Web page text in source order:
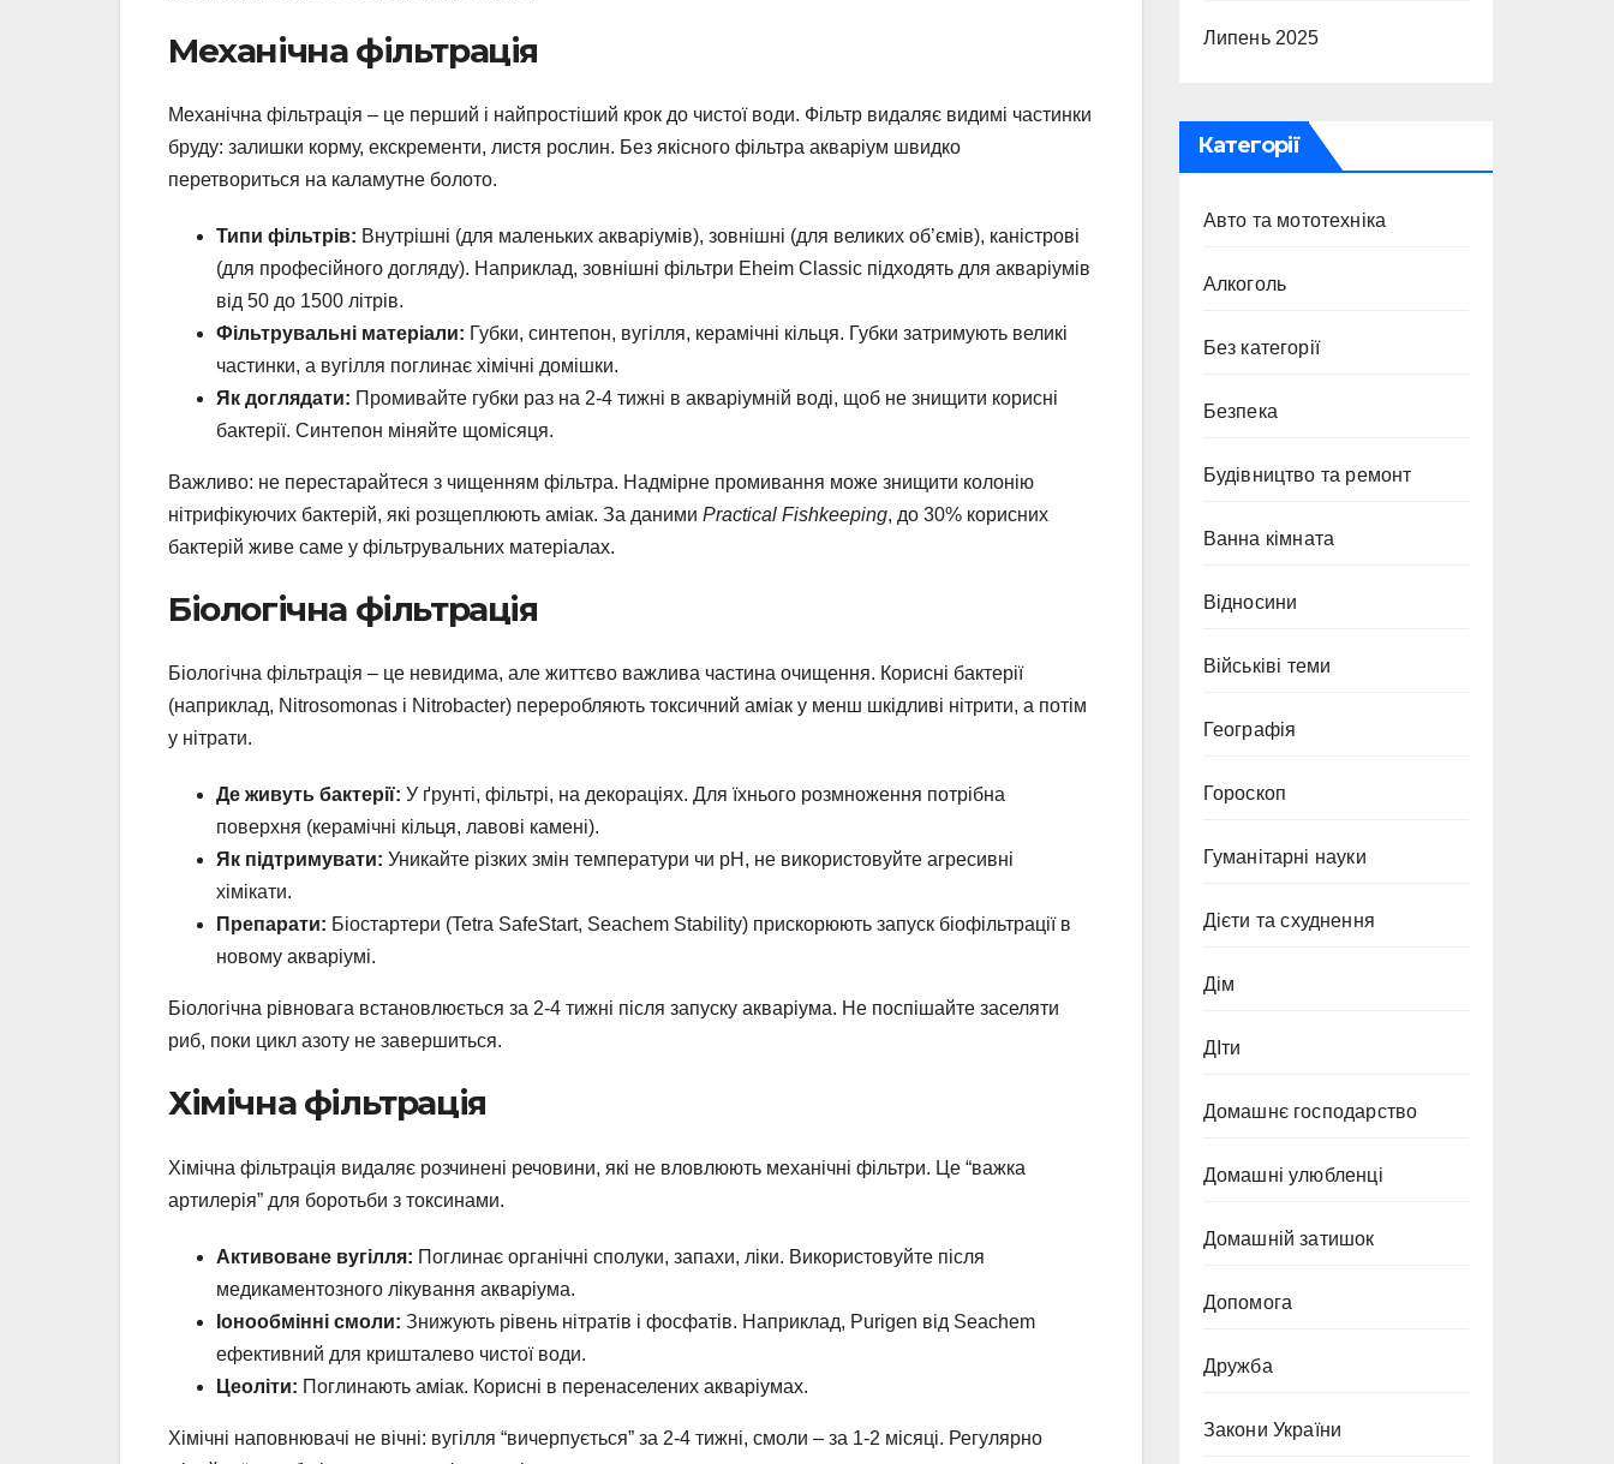
Механічна фільтрація
Механічна фільтрація – це перший і найпростіший крок до чистої води. Фільтр видаляє видимі частинки
бруду: залишки корму, екскременти, листя рослин. Без якісного фільтра акваріум швидко
перетвориться на каламутне болото.
Типи фільтрів: Внутрішні (для маленьких акваріумів), зовнішні (для великих об’ємів), каністрові
(для професійного догляду). Наприклад, зовнішні фільтри Eheim Classic підходять для акваріумів
від 50 до 1500 літрів.
Фільтрувальні матеріали: Губки, синтепон, вугілля, керамічні кільця. Губки затримують великі
частинки, а вугілля поглинає хімічні домішки.
Як доглядати: Промивайте губки раз на 2-4 тижні в акваріумній воді, щоб не знищити корисні
бактерії. Синтепон міняйте щомісяця.
Важливо: не перестарайтеся з чищенням фільтра. Надмірне промивання може знищити колонію
нітрифікуючих бактерій, які розщеплюють аміак. За даними Practical Fishkeeping, до 30% корисних
бактерій живе саме у фільтрувальних матеріалах.
Біологічна фільтрація
Біологічна фільтрація – це невидима, але життєво важлива частина очищення. Корисні бактерії
(наприклад, Nitrosomonas і Nitrobacter) переробляють токсичний аміак у менш шкідливі нітрити, а потім
у нітрати.
Де живуть бактерії: У ґрунті, фільтрі, на декораціях. Для їхнього розмноження потрібна
поверхня (керамічні кільця, лавові камені).
Як підтримувати: Уникайте різких змін температури чи pH, не використовуйте агресивні
хімікати.
Препарати: Біостартери (Tetra SafeStart, Seachem Stability) прискорюють запуск біофільтрації в
новому акваріумі.
Біологічна рівновага встановлюється за 2-4 тижні після запуску акваріума. Не поспішайте заселяти
риб, поки цикл азоту не завершиться.
Хімічна фільтрація
Хімічна фільтрація видаляє розчинені речовини, які не вловлюють механічні фільтри. Це “важка
артилерія” для боротьби з токсинами.
Активоване вугілля: Поглинає органічні сполуки, запахи, ліки. Використовуйте після
медикаментозного лікування акваріума.
Іонообмінні смоли: Знижують рівень нітратів і фосфатів. Наприклад, Purigen від Seachem
ефективний для кришталево чистої води.
Цеоліти: Поглинають аміак. Корисні в перенаселених акваріумах.
Хімічні наповнювачі не вічні: вугілля “вичерпується” за 2-4 тижні, смоли – за 1-2 місяці. Регулярно
Липень 2025
Категорії
Авто та мототехніка
Алкоголь
Без категорії
Безпека
Будівництво та ремонт
Ванна кімната
Відносини
Військіві теми
Географія
Гороскоп
Гуманітарні науки
Дієти та схуднення
Дім
ДІти
Домашнє господарство
Домашні улюбленці
Домашній затишок
Допомога
Дружба
Закони України